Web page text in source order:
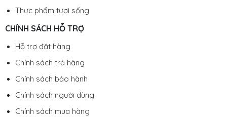
Thực phẩm tươi sống
CHÍNH SÁCH HỖ TRỢ
Hỗ trợ đặt hàng
Chính sách trả hàng
Chính sách bảo hành
Chính sách người dùng
Chính sách mua hàng